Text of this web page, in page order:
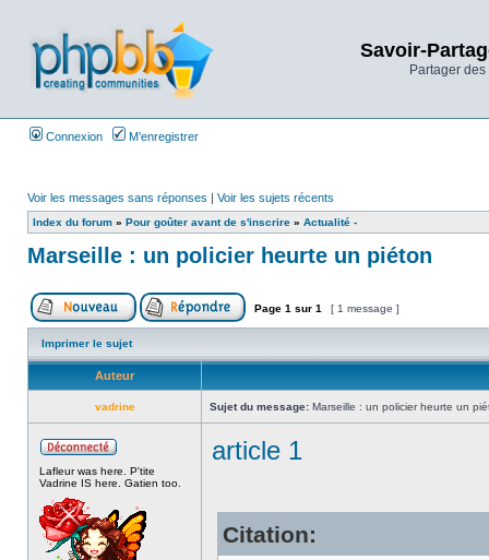
Savoir-
Partager
Connexion M’enregistrer
Voir les messages sans réponses | Voir les sujets récents
Index du forum » Pour goûter avant de s'inscrire » Actualité -
Marseille : un policier heurte un piéton
Page 1 sur 1 [ 1 message ]
Imprimer le sujet
Auteur
vadrine Sujet du message: Marseille : un policier heurte un
Lafleur was here. P'tite
Vadrine IS here. Gatien too.
article 1
Citation: